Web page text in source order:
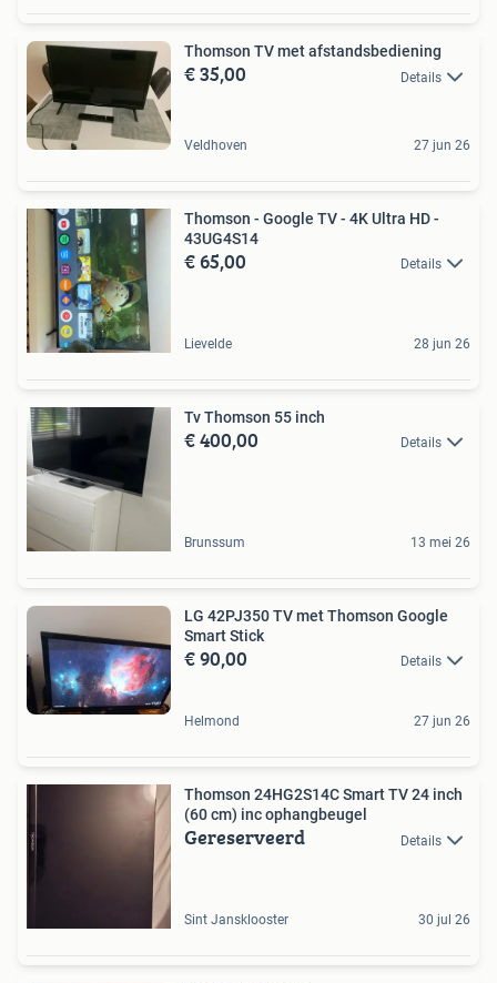
Thomson TV met afstandsbediening
€ 35,00 Details
Veldhoven 27 jun 26
Thomson - Google TV - 4K Ultra HD -
43UG4S14
€ 65,00 Details
Lievelde 28 jun 26
Tv Thomson 55 inch
€ 400,00 Details
Brunssum 13 mei 26
LG 42PJ350 TV met Thomson Google
Smart Stick
€ 90,00 Details
Helmond 27 jun 26
Thomson 24HG2S14C Smart TV 24 inch
(60 cm) inc ophangbeugel
Gereserveerd Details
Sint Jansklooster 30 jul 26